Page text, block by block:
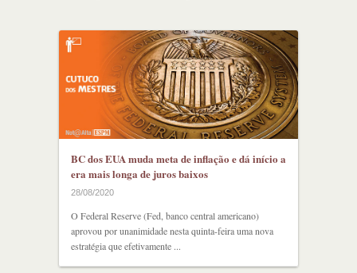
BC dos EUA muda meta de inflação e dá início a
era mais longa de juros baixos
28/08/2020
O Federal Reserve (Fed, banco central americano)
aprovou por unanimidade nesta quinta-feira uma nova
estratégia que efetivamente ...